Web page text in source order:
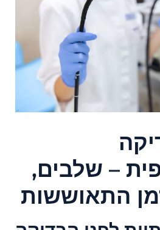
– שלבים,
התאוששות